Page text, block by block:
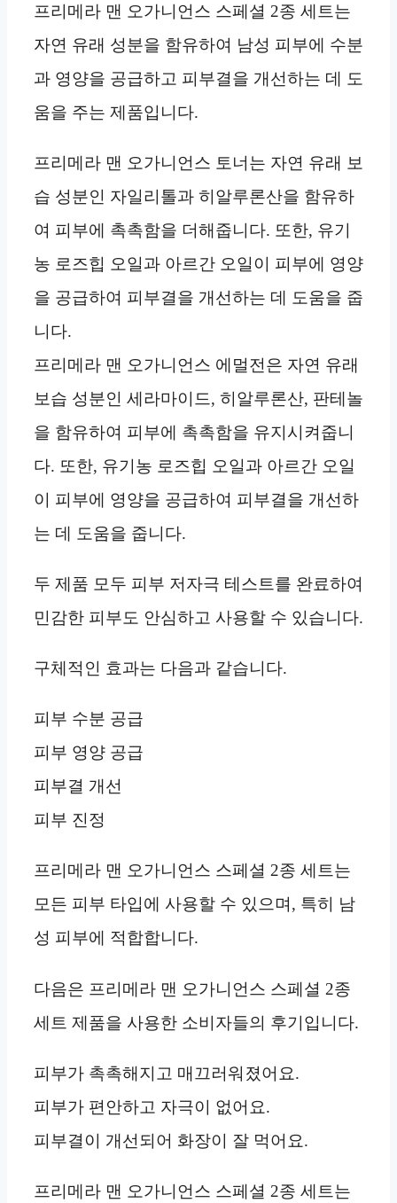
프리메라 맨 오가니언스 스페셜 2종 세트는
자연 유래 성분을 함유하여 남성 피부에 수분
과 영양을 공급하고 피부결을 개선하는 데 도
움을 주는 제품입니다.
프리메라 맨 오가니언스 토너는 자연 유래 보
습 성분인 자일리톨과 히알루론산을 함유하
여 피부에 촉촉함을 더해줍니다. 또한, 유기
농 로즈힙 오일과 아르간 오일이 피부에 영양
을 공급하여 피부결을 개선하는 데 도움을 줍
니다.
프리메라 맨 오가니언스 에멀전은 자연 유래
보습 성분인 세라마이드, 히알루론산, 판테놀
을 함유하여 피부에 촉촉함을 유지시켜줍니
다. 또한, 유기농 로즈힙 오일과 아르간 오일
이 피부에 영양을 공급하여 피부결을 개선하
는 데 도움을 줍니다.
두 제품 모두 피부 저자극 테스트를 완료하여
민감한 피부도 안심하고 사용할 수 있습니다.
구체적인 효과는 다음과 같습니다.
피부 수분 공급
피부 영양 공급
피부결 개선
피부 진정
프리메라 맨 오가니언스 스페셜 2종 세트는
모든 피부 타입에 사용할 수 있으며, 특히 남
성 피부에 적합합니다.
다음은 프리메라 맨 오가니언스 스페셜 2종
세트 제품을 사용한 소비자들의 후기입니다.
피부가 촉촉해지고 매끄러워졌어요.
피부가 편안하고 자극이 없어요.
피부결이 개선되어 화장이 잘 먹어요.
프리메라 맨 오가니언스 스페셜 2종 세트는